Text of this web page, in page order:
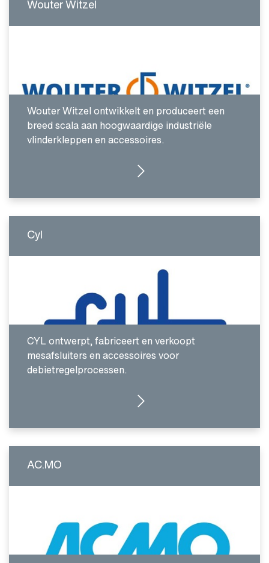
Wouter Witzel
Wouter Witzel ontwikkelt en produceert een
breed scala aan hoogwaardige industriële
vlinderkleppen en accessoires.
GA NAAR INTRODUCTIE
Cyl
CYL ontwerpt, fabriceert en verkoopt
mesafsluiters en accessoires voor
debietregelprocessen.
GA NAAR WEBSITE
AC.MO